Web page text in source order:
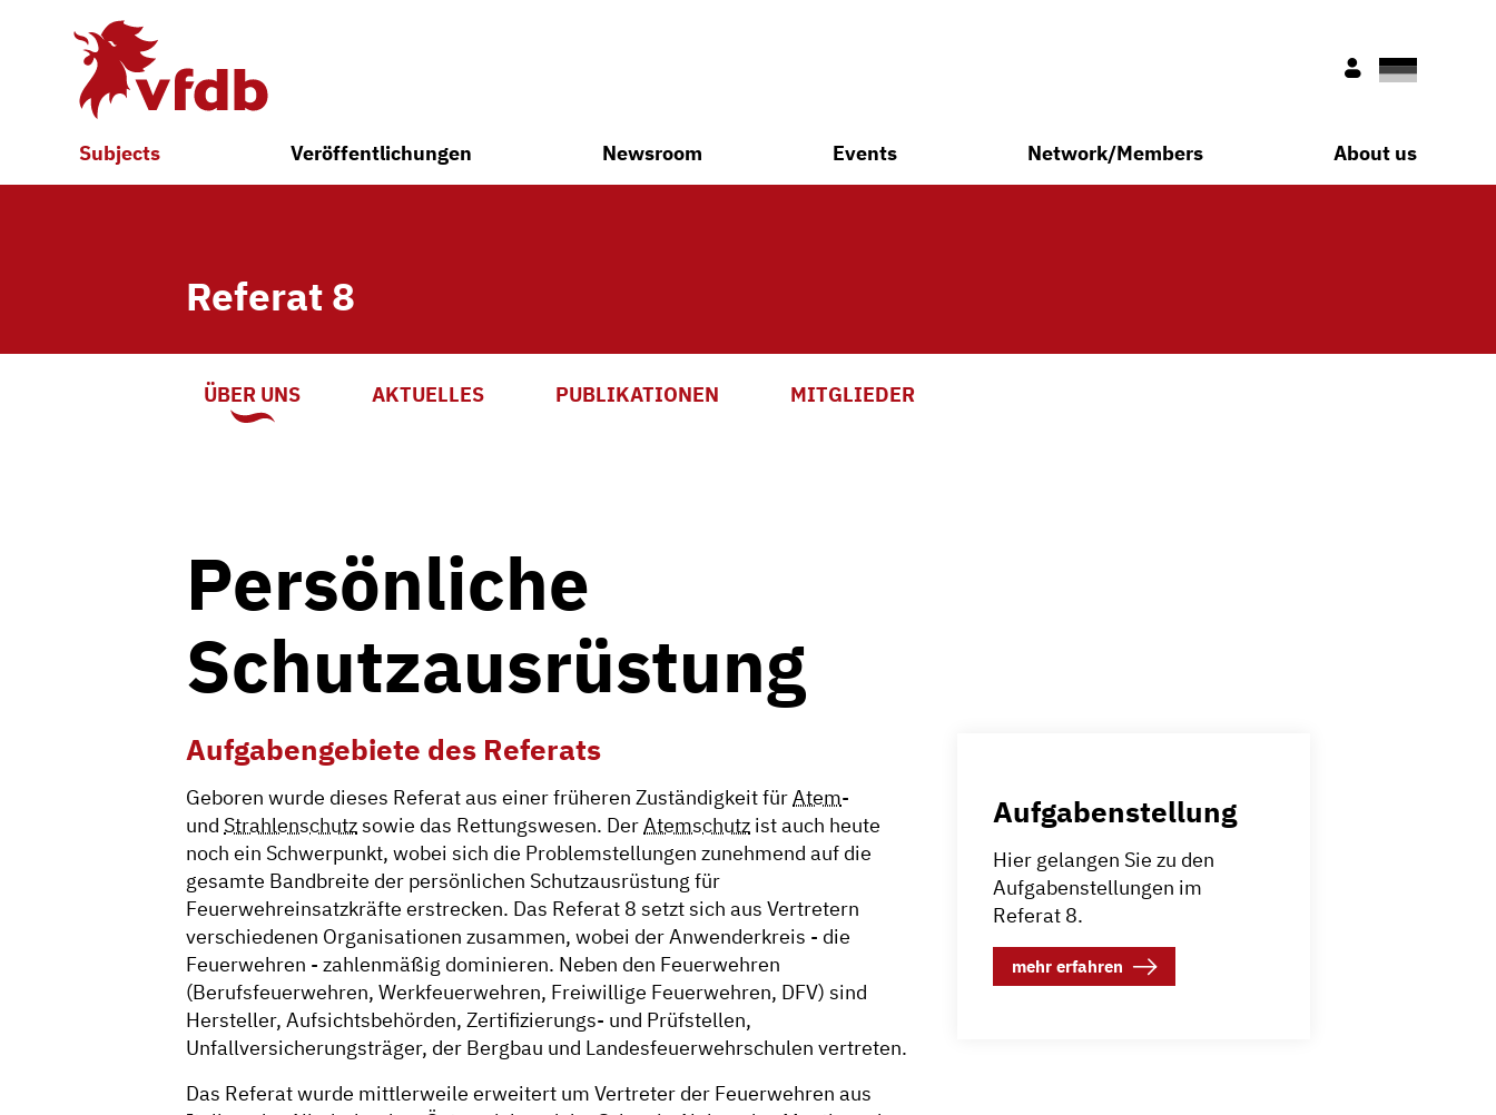
Nur fürDeutsch
Subjects Veröffentlichungen Newsroom Events Network/Members About us
Referat 8
ÜBER UNS AKTUELLES PUBLIKATIONEN MITGLIEDER
Persönliche
Schutzausrüstung
Aufgabengebiete des Referats
Geboren wurde dieses Referat aus einer früheren Zuständigkeit fürAtem-
und Strahlenschutzsowie das Rettungswesen. DerAtemschutz ist auch heute
noch ein Schwerpunkt, wobei sich die Problemstellungen zunehmend auf die
gesamte Bandbreite der persönlichen Schutzausrüstung für
Feuerwehreinsatzkräfte erstrecken. Das Referat 8 setzt sich aus Vertretern
verschiedenen Organisationen zusammen, wobei der Anwenderkreis - die
Feuerwehren - zahlenmäßig dominieren. Neben den Feuerwehren
(Berufsfeuerwehren, Werkfeuerwehren, Freiwillige Feuerwehren, DFV) sind
Hersteller, Aufsichtsbehörden, Zertifizierungs- und Prüfstellen,
Unfallversicherungsträger, der Bergbau und Landesfeuerwehrschulen vertreten.
Das Referat wurde mittlerweile erweitert um Vertreter der Feuerwehren aus
Aufgabenstellung
Hier gelangen Sie zu den
Aufgabenstellungen im
Referat 8.
mehr erfahren